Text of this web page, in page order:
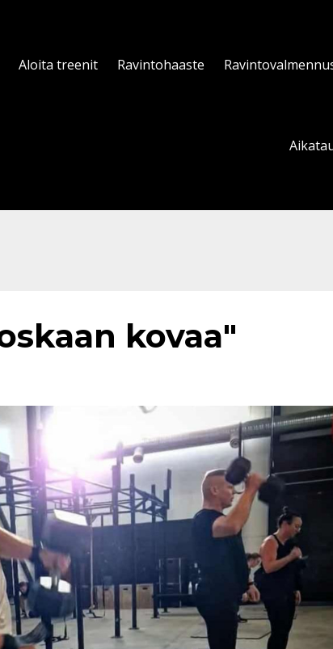
Aloita treenit Ravintohaaste
kovaa"